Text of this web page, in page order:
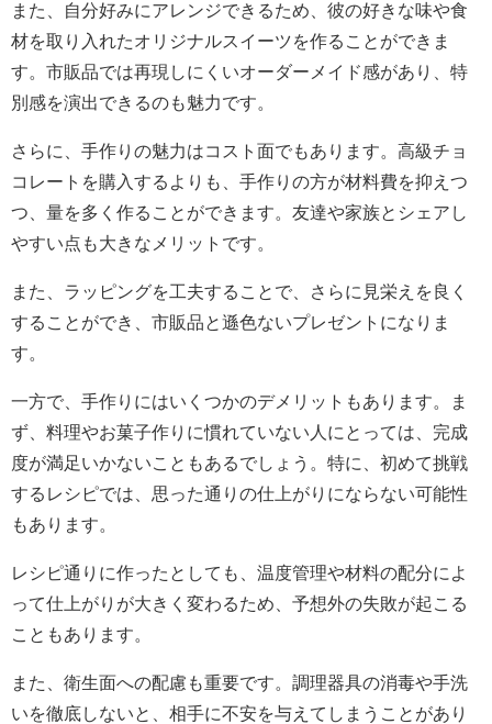
また、自分好みにアレンジできるため、彼の好きな味や食
材を取り入れたオリジナルスイーツを作ることができま
す。市販品では再現しにくいオーダーメイド感があり、特
別感を演出できるのも魅力です。
さらに、手作りの魅力はコスト面でもあります。高級チョ
コレートを購入するよりも、手作りの方が材料費を抑えつ
つ、量を多く作ることができます。友達や家族とシェアし
やすい点も大きなメリットです。
また、ラッピングを工夫することで、さらに見栄えを良く
することができ、市販品と遜色ないプレゼントになりま
す。
一方で、手作りにはいくつかのデメリットもあります。ま
ず、料理やお菓子作りに慣れていない人にとっては、完成
度が満足いかないこともあるでしょう。特に、初めて挑戦
するレシピでは、思った通りの仕上がりにならない可能性
もあります。
レシピ通りに作ったとしても、温度管理や材料の配分によ
って仕上がりが大きく変わるため、予想外の失敗が起こる
こともあります。
また、衛生面への配慮も重要です。調理器具の消毒や手洗
いを徹底しないと、相手に不安を与えてしまうことがあり